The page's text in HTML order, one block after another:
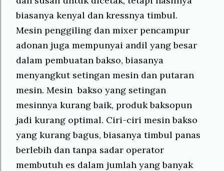
biasanya kenyal dan kressnya timbul.
Mesin penggiling dan mixer pencampur
adonan juga mempunyai andil yang besar
dalam pembuatan bakso, biasanya
menyangkut setingan mesin dan putaran
mesin. Mesin bakso yang setingan
mesinnya kurang baik, produk baksopun
jadi kurang optimal. Ciri-ciri mesin bakso
yang kurang bagus, biasanya timbul panas
berlebih dan tanpa sadar operator
membutuh es dalam jumlah yang banyak